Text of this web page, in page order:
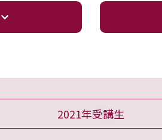
2021年受講生